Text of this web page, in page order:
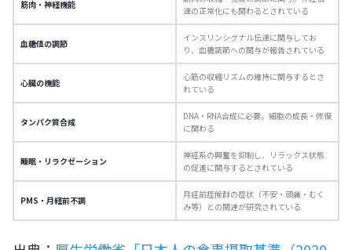
筋肉・神経機能
達の正常化にも関わるとされている
血糖値の調節
インスリンシグナル伝達に関与してお
り、血糖調節への関与が報告されている
心臓の機能
心筋の収縮リズムの維持に関与するとさ
れている
タンパク質合成
DNA・RNA合成に必要。細胞の成長・修復
に関わる
睡眠・リラクゼーション
神経系の興奮を抑制し、リラックス状態
の促進に関与するとされている
PMS・月経前不調
月経前症候群の症状（不安・頭痛・むく
み等）との関連が研究されている